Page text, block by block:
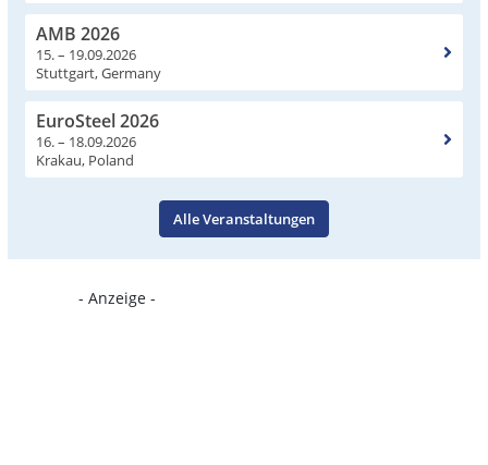
AMB 2026
15. – 19.09.2026
Stuttgart, Germany
EuroSteel 2026
16. – 18.09.2026
Krakau, Poland
Alle Veranstaltungen
- Anzeige -